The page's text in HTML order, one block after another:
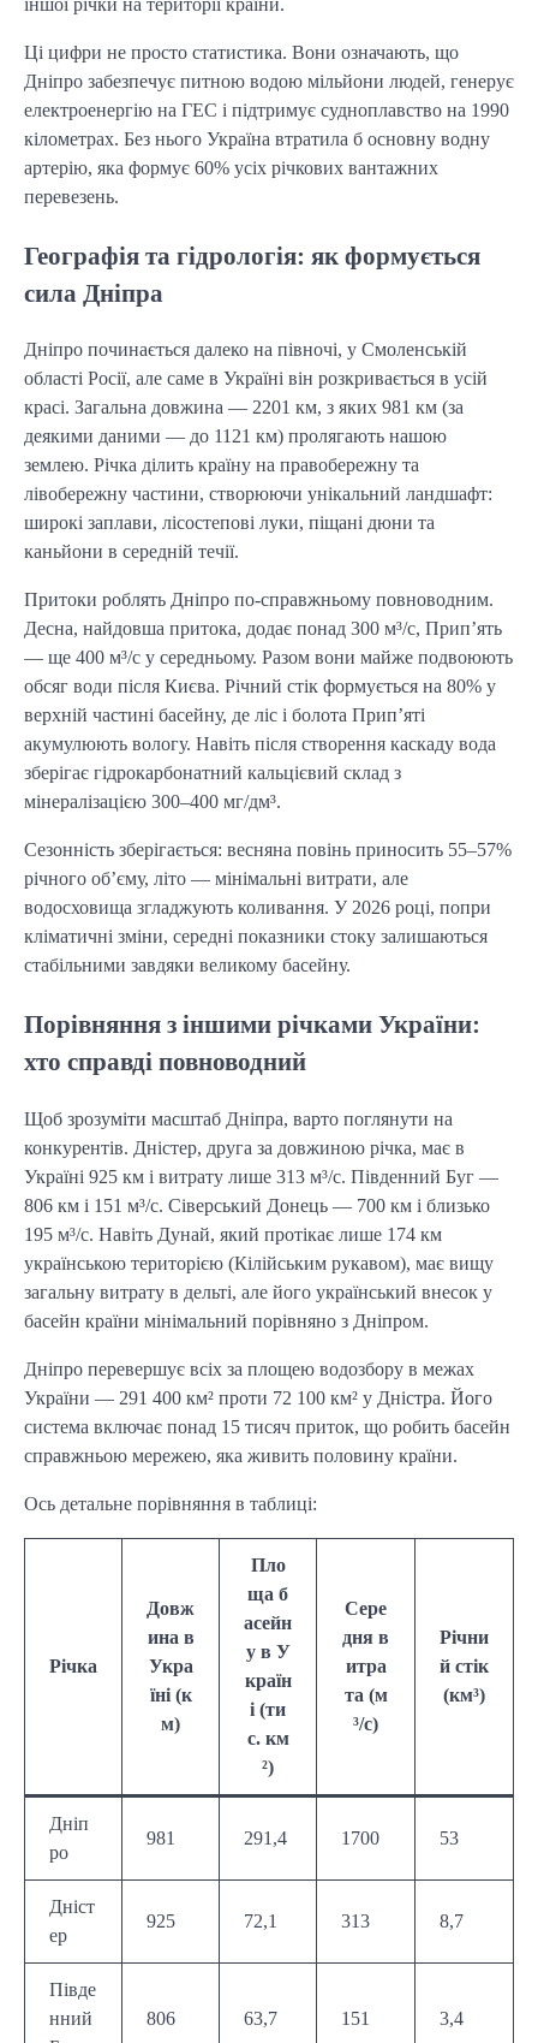
Ці цифри не просто статистика. Вони означають, що
Дніпро забезпечує питною водою мільйони людей, генерує
електроенергію на ГЕС і підтримує судноплавство на 1990
кілометрах. Без нього Україна втратила б основну водну
артерію, яка формує 60% усіх річкових вантажних
перевезень.
Географія та гідрологія: як формується
сила Дніпра
Дніпро починається далеко на півночі, у Смоленській
області Росії, але саме в Україні він розкривається в усій
красі. Загальна довжина — 2201 км, з яких 981 км (за
деякими даними — до 1121 км) пролягають нашою
землею. Річка ділить країну на правобережну та
лівобережну частини, створюючи унікальний ландшафт:
широкі заплави, лісостепові луки, піщані дюни та
каньйони в середній течії.
Притоки роблять Дніпро по-справжньому повноводним.
Десна, найдовша притока, додає понад 300 м³/с, Прип’ять
— ще 400 м³/с у середньому. Разом вони майже подвоюють
обсяг води після Києва. Річний стік формується на 80% у
верхній частині басейну, де ліс і болота Прип’яті
акумулюють вологу. Навіть після створення каскаду вода
зберігає гідрокарбонатний кальцієвий склад з
мінералізацією 300–400 мг/дм³.
Сезонність зберігається: весняна повінь приносить 55–57%
річного об’єму, літо — мінімальні витрати, але
водосховища згладжують коливання. У 2026 році, попри
кліматичні зміни, середні показники стоку залишаються
стабільними завдяки великому басейну.
Порівняння з іншими річками України:
хто справді повноводний
Щоб зрозуміти масштаб Дніпра, варто поглянути на
конкурентів. Дністер, друга за довжиною річка, має в
Україні 925 км і витрату лише 313 м³/с. Південний Буг —
806 км і 151 м³/с. Сіверський Донець — 700 км і близько
195 м³/с. Навіть Дунай, який протікає лише 174 км
українською територією (Кілійським рукавом), має вищу
загальну витрату в дельті, але його український внесок у
басейн країни мінімальний порівняно з Дніпром.
Дніпро перевершує всіх за площею водозбору в межах
України — 291 400 км² проти 72 100 км² у Дністра. Його
система включає понад 15 тисяч приток, що робить басейн
справжньою мережею, яка живить половину країни.
Ось детальне порівняння в таблиці:
Річка
Довж
ина в
Укра
їні (к
м)
Пло
ща б
асейн
у в У
країн
і (ти
с. км
²)
Сере
дня в
итра
та (м
³/с)
Річни
й стік
(км³)
Дніп
ро
981 291,4 1700 53
Дніст
ер
925 72,1 313 8,7
Півде
нний
806 63,7 151 3,4